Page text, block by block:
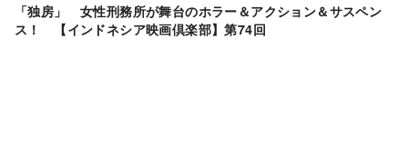
「独房」 女性刑務所が舞台のホラー＆アクション＆サスペン
ス！ 【インドネシア映画倶楽部】第74回